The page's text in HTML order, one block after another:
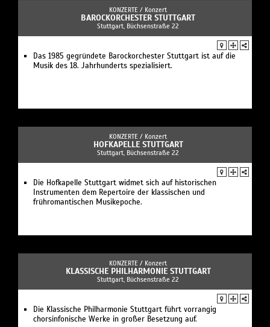
KONZERTE / Konzert
BAROCKORCHESTER STUTTGART
Stuttgart, Büchsenstraße 22
Das 1985 gegründete Barockorchester Stuttgart ist auf die
Musik des 18. Jahrhunderts spezialisiert.
KONZERTE / Konzert
HOFKAPELLE STUTTGART
Stuttgart, Büchsenstraße 22
Die Hofkapelle Stuttgart widmet sich auf historischen
Instrumenten dem Repertoire der klassischen und
frühromantischen Musikepoche.
KONZERTE / Konzert
KLASSISCHE PHILHARMONIE STUTTGART
Stuttgart, Büchsenstraße 22
Die Klassische Philharmonie Stuttgart führt vorrangig
chorsinfonische Werke in großer Besetzung auf.